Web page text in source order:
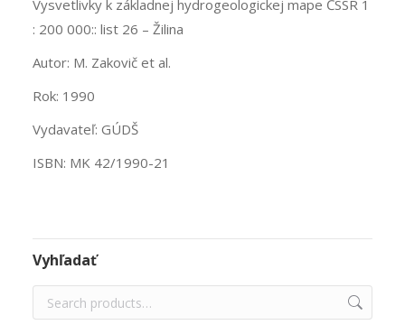
Vysvetlivky k základnej hydrogeologickej mape ČSSR 1
: 200 000:: list 26 – Žilina
Autor: M. Zakovič et al.
Rok: 1990
Vydavateľ: GÚDŠ
ISBN: MK 42/1990-21
Vyhľadať